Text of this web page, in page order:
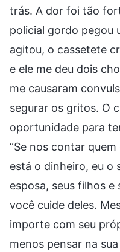
trás. A dor foi tão
policial gordo pegou
agitou, o cassetete
e ele me deu dois
me causaram
segurar os gritos. O
oportunidade para
“Se nos contar
está o dinheiro, eu o
esposa, seus filhos e
você cuide deles.
importe com seu
menos pensar na